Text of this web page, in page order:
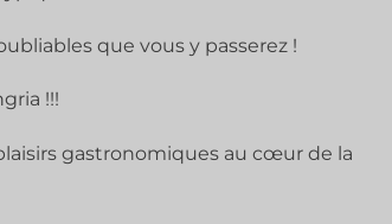
que vous y passerez !
!!!
gastronomiques au cœur de la